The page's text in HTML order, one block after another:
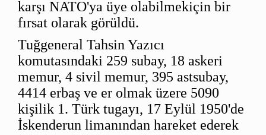
karşı NATO'ya üye olabilmekiçin bir
fırsat olarak görüldü.
Tuğgeneral Tahsin Yazıcı
komutasındaki 259 subay, 18 askeri
memur, 4 sivil memur, 395 astsubay,
4414 erbaş ve er olmak üzere 5090
kişilik 1. Türk tugayı, 17 Eylül 1950'de
İskenderun limanından hareket ederek